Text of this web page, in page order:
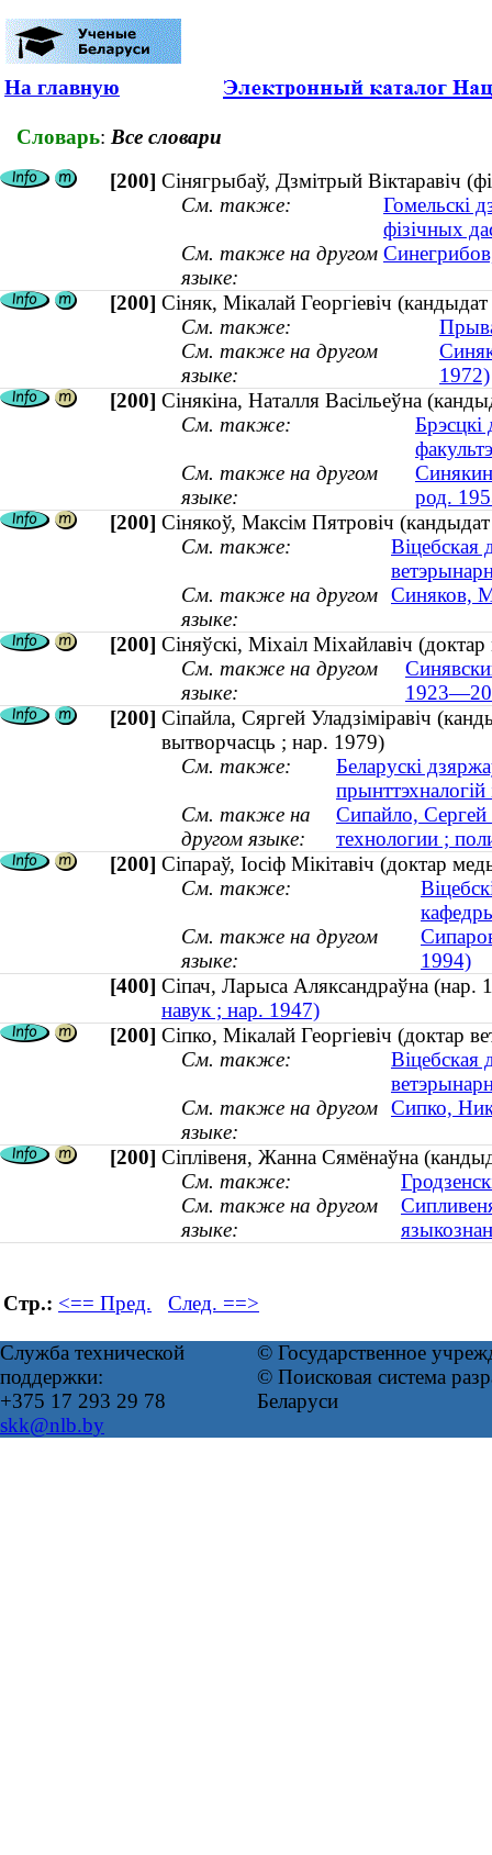
На главную
Словарь: Все словари
[200] Сінягрыбаў, Дзмітрый Віктаравіч
См. также:
Гомельскі
фізічных
См. также на другом
языке:
[200] Сіняк, Мікалай Георгіевіч
См. также:
См. также на другом
языке:
1972)
[200] Сінякіна, Наталля Васільеўна
См. также:
Брэсцкі
См. также на другом
языке:
род.
[200] Сінякоў, Максім Пятровіч
См. также:
Віцебская
См. также на другом
языке:
Синяков,
[200] Сіняўскі, Міхаіл Міхайлавіч
См. также на другом
языке:
[200] Сіпайла, Сяргей Уладзіміравіч
вытворчасць ; нар. 1979)
См. также:
Беларускі
См. также на
другом языке:
Сипайло,
технологии ;
[200] Сіпараў, Іосіф Мікітавіч (доктар
См. также:
См. также на другом
языке:
1994)
[400] Сіпач, Ларыса Аляксандраўна
навук ; нар. 1947)
[200] Сіпко, Мікалай Георгіевіч
См. также:
Віцебская
См. также на другом
языке:
Сипко,
[200] Сіплівеня, Жанна Сямёнаўна
См. также:
См. также на другом
языке:
Стр.: <== Пред. След. ==>
Служба технической
поддержки:
+375 17 293 29 78
skk@nlb.by
© Государственное
© Поисковая система
Беларуси